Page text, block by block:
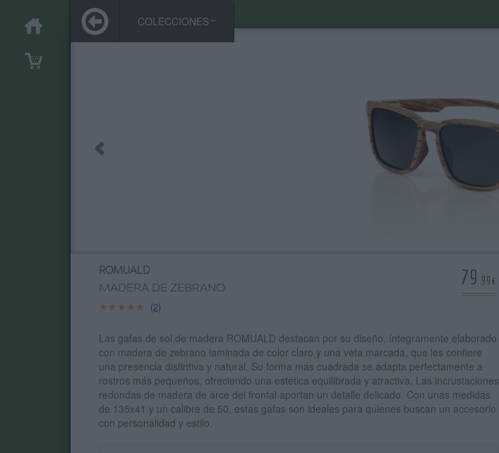
COLECCIONES
ROMUALD
MADERA DE ZEBRANO
★★★★★
★★★★★ (2)
79 .99€
Las gafas de sol de madera ROMUALD destacan por su diseño, íntegramente elaborado
con madera de zebrano laminada de color claro y una veta marcada, que les confiere
una presencia distintiva y natural. Su forma más cuadrada se adapta perfectamente a
rostros más pequeños, ofreciendo una estética equilibrada y atractiva. Las incrustaciones
redondas de madera de arce del frontal aportan un detalle delicado. Con unas medidas
de 135x41 y un calibre de 50, estas gafas son ideales para quienes buscan un accesorio
con personalidad y estilo.